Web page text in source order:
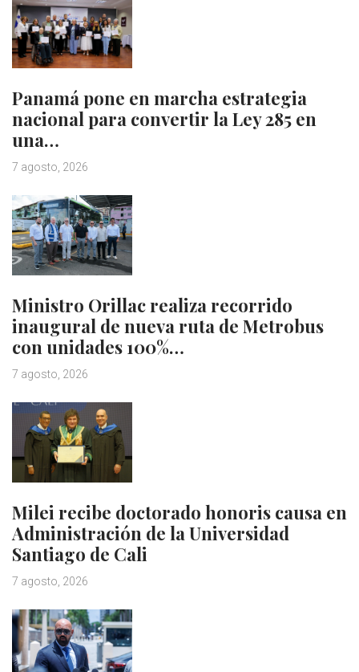
Panamá pone en marcha estrategia
nacional para convertir la Ley 285 en
una…
7 agosto, 2026
Ministro Orillac realiza recorrido
inaugural de nueva ruta de Metrobus
con unidades 100%…
7 agosto, 2026
Milei recibe doctorado honoris causa en
Administración de la Universidad
Santiago de Cali
7 agosto, 2026